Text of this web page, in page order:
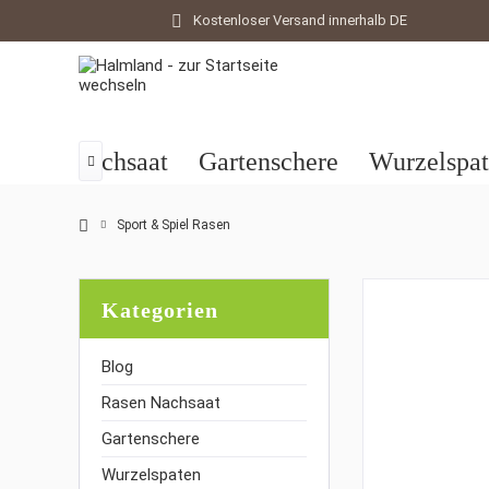
Kostenloser Versand innerhalb DE
Rasen Nachsaat Gartenschere

Sport & Spiel Rasen
Kategorien
Blog
Rasen Nachsaat
Gartenschere
Wurzelspaten